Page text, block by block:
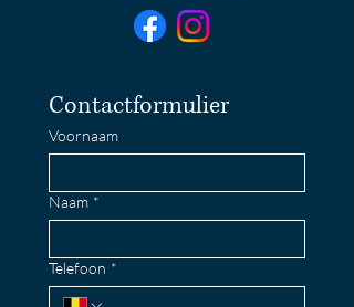
Contactformulier
Voornaam
Naam *
Telefoon *